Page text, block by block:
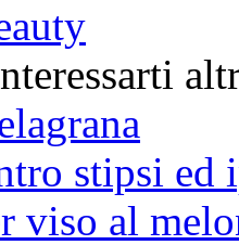
stipsi ed
viso al